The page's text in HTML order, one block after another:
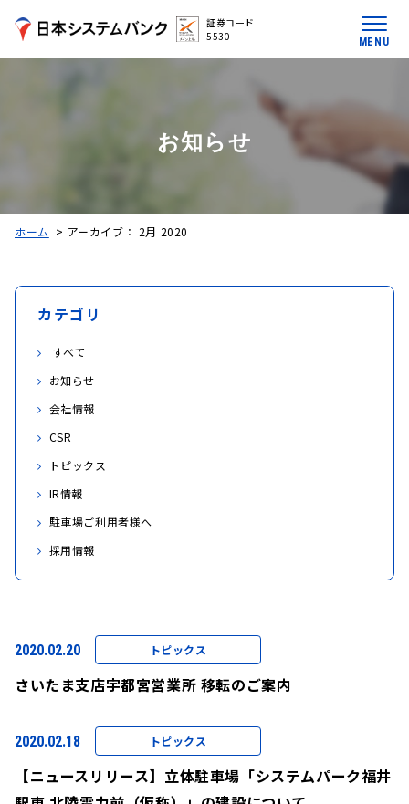
MENU
証券コード
5530
お知らせ
ホーム > アーカイブ： 2月 2020
カテゴリ
すべて
お知らせ
会社情報
CSR
トピックス
IR情報
駐車場ご利用者様へ
採用情報
2020.02.20 トピックス
さいたま支店宇都宮営業所 移転のご案内
2020.02.18 トピックス
【ニュースリリース】立体駐車場「システムパーク福井